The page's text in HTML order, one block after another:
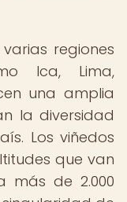
regiones
Ica, Lima,
una amplia
la diversidad
Los viñedos
que van
más de 2.000